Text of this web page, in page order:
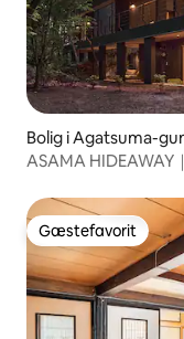
Bolig i Agatsuma-
ASAMA
fra Karuizawa
Gæstefavorit
Gæstefavorit